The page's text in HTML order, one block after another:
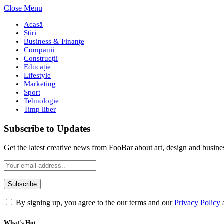
Close Menu
Acasă
Știri
Business & Finanțe
Companii
Construcții
Educație
Lifestyle
Marketing
Sport
Tehnologie
Timp liber
Subscribe to Updates
Get the latest creative news from FooBar about art, design and
By signing up, you agree to the our terms and ourPrivacy Policy